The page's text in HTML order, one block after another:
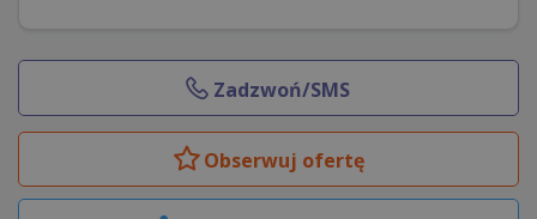
Zadzwoń/SMS
Obserwuj ofertę